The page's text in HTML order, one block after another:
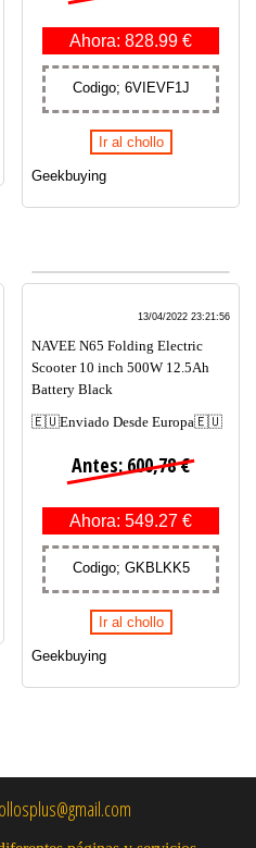
Ahora: 828.99 €
Codigo; 6VIEVF1J
Ir al chollo
Geekbuying
13/04/2022 23:21:56
NAVEE N65 Folding Electric
Scooter 10 inch 500W 12.5Ah
Battery Black
🇪🇺Enviado Desde Europa🇪🇺
Antes: 600,78 €
Ahora: 549.27 €
Codigo; GKBLKK5
Ir al chollo
Geekbuying